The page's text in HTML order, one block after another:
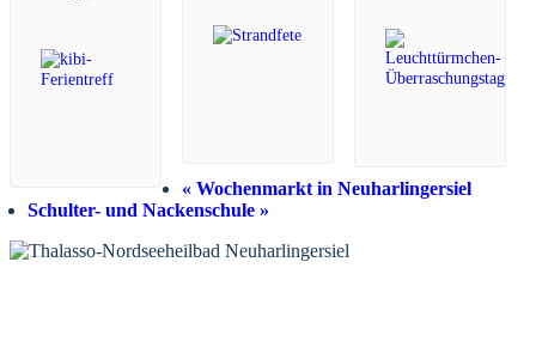
«Wochenmarkt in Neuharlingersiel
Schulter- und Nackenschule »